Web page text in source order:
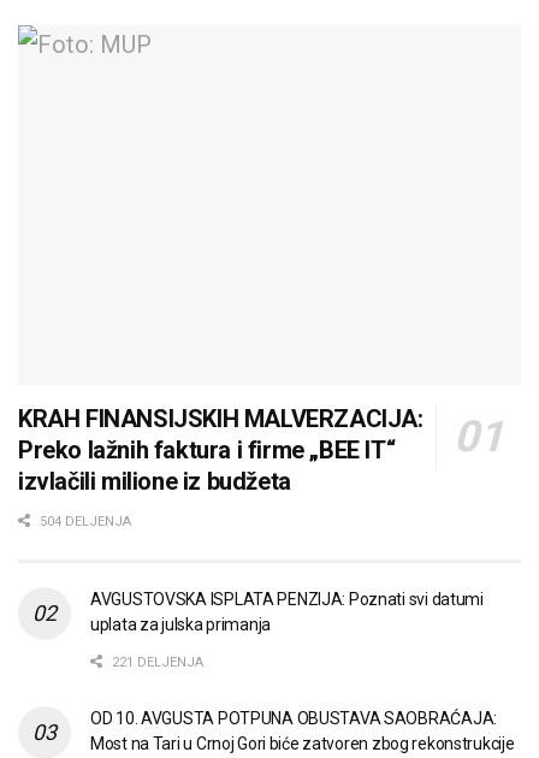
KRAH FINANSIJSKIH MALVERZACIJA:
Preko lažnih faktura i firme „BEE IT“
izvlačili milione iz budžeta
504 DELJENJA
AVGUSTOVSKA ISPLATA PENZIJA: Poznati svi datumi
uplata za julska primanja
221 DELJENJA
OD 10. AVGUSTA POTPUNA OBUSTAVA SAOBRAĆAJA:
Most na Tari u Crnoj Gori biće zatvoren zbog rekonstrukcije